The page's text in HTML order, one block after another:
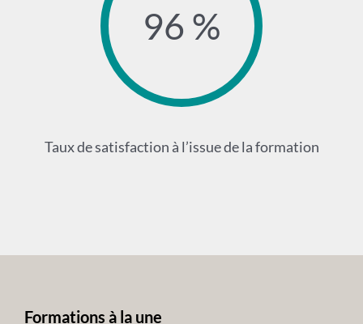
96 %
Taux de satisfaction à l’issue de la formation
Formations à la une